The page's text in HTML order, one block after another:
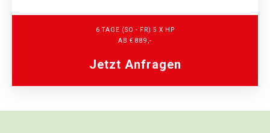
6 TAGE (SO - FR) 5 X HP
AB € 889,-
Jetzt Anfragen